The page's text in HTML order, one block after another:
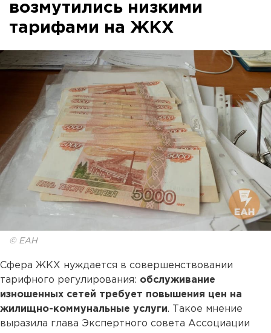
возмутились низкими
тарифами на ЖКХ
© ЕАН
Сфера ЖКХ нуждается в совершенствовании
тарифного регулирования: обслуживание
изношенных сетей требует повышения цен на
жилищно-коммунальные услуги. Такое мнение
выразила глава Экспертного совета Ассоциации